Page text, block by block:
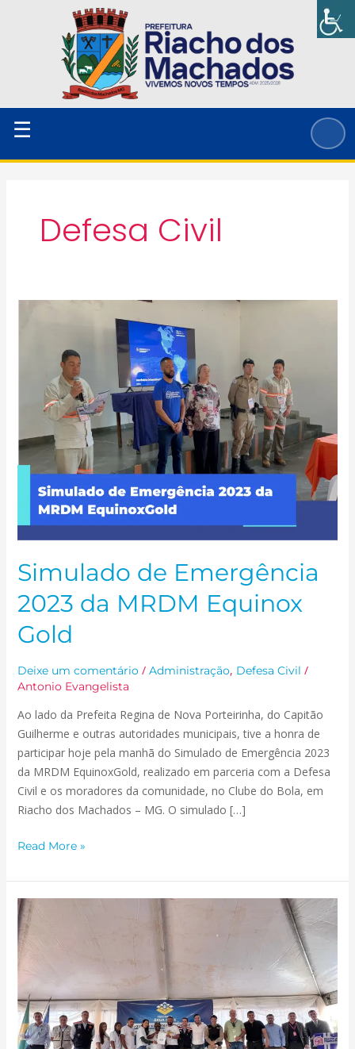
☰
Defesa Civil
Simulado de Emergência
2023 da MRDM Equinox
Gold
Deixe um comentário / Administração, Defesa Civil /
Antonio Evangelista
Ao lado da Prefeita Regina de Nova Porteirinha, do Capitão
Guilherme e outras autoridades municipais, tive a honra de
participar hoje pela manhã do Simulado de Emergência 2023
da MRDM EquinoxGold, realizado em parceria com a Defesa
Civil e os moradores da comunidade, no Clube do Bola, em
Riacho dos Machados – MG. O simulado […]
Emergência
MRDM
Equinox
Gold
Read More »
Foi
inaugurado
nesta
26
de
maio